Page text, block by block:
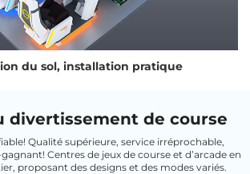
du sol, installation pratique
divertissement de course
Qualité supérieure, service irréprochable,
Centres de jeux de course et d’arcade en
proposant des designs et des modes variés.